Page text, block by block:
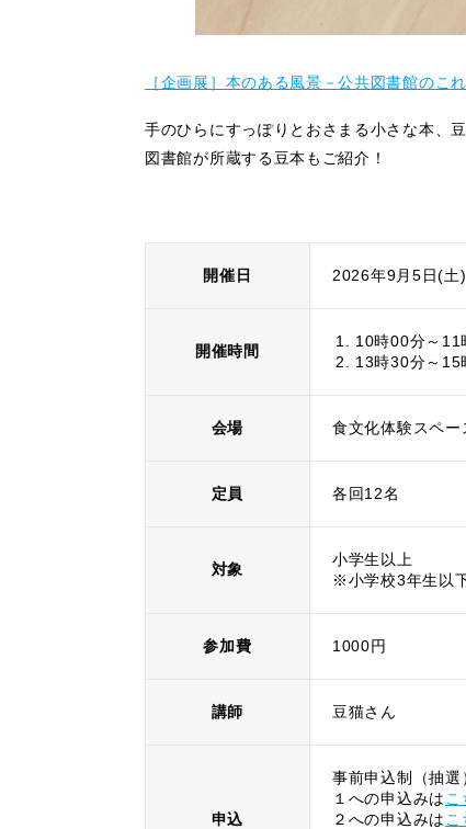
［企画展］本のある風景－公共図書館のこ
手のひらにすっぽりとおさまる小さな本、
図書館が所蔵する豆本もご紹介！
開催日 2026年9月5日(土)
開催時間
10時00分～11
13時30分～15
会場 食文化体験スペー
定員 各回12名
対象
小学生以上
※小学校3年生以
参加費 1000円
講師 豆猫さん
申込
事前申込制（抽
１への申込みは こ
２への申込みは こ